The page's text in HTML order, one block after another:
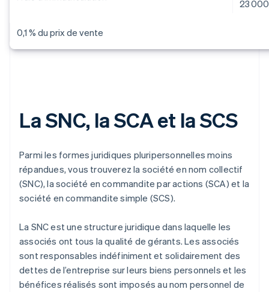
23
0,1 % du prix de vente
La SNC, la SCA et la SCS
Parmi les formes juridiques pluripersonnelles moins
répandues, vous trouverez la société en nom collectif
(SNC), la société en commandite par actions (SCA) et la
société en commandite simple (SCS).
La SNC est une structure juridique dans laquelle les
associés ont tous la qualité de gérants. Les associés
sont responsables indéfiniment et solidairement des
dettes de l’entreprise sur leurs biens personnels et les
bénéfices réalisés sont imposés au nom personnel de